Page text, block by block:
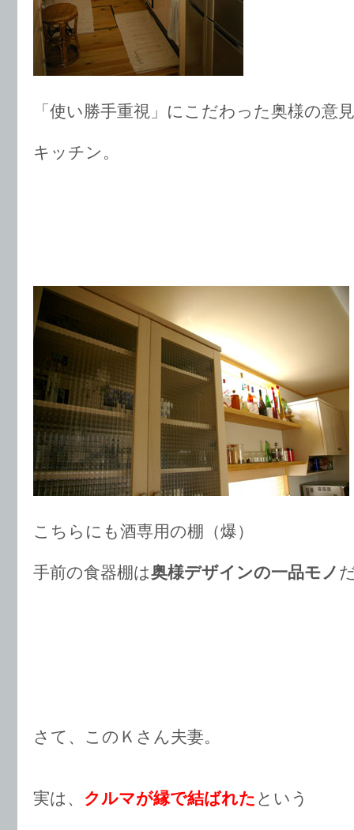
「使い勝手重視」にこだわった奥様の意
キッチン。
こちらにも酒専用の棚（爆）
手前の食器棚は奥様デザインの一品モノ
さて、このＫさん夫妻。
実は、 クルマが縁で結ばれた という